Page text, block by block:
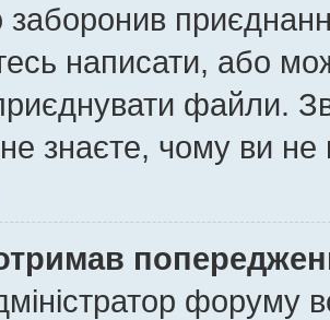
написати, або
файли.
знаєте, чому ви
форуму